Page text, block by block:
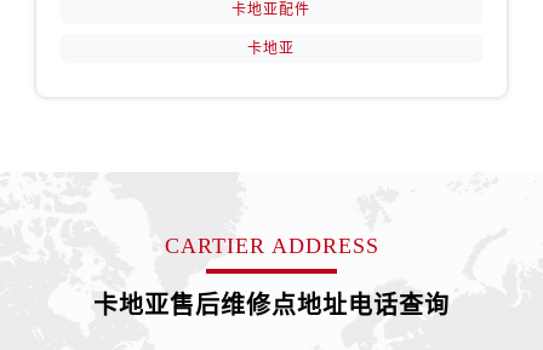
卡地亚配件
卡地亚
CARTIER ADDRESS
卡地亚售后维修点地址电话查询